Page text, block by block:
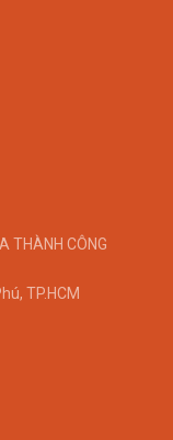
THÀNH CÔNG
TP.HCM